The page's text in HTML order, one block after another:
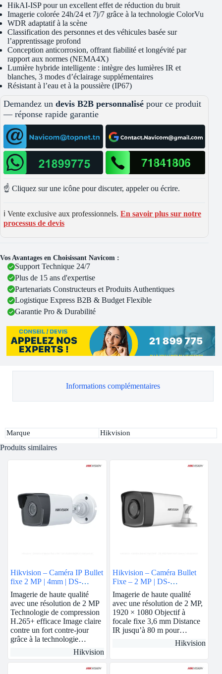
HikAI-ISP pour un excellent effet de réduction du bruit
Imagerie colorée 24h/24 et 7j/7 grâce à la technologie ColorVu
WDR adaptatif à la scène
Classification des personnes et des véhicules basée sur
l’apprentissage profond
Conception anticorrosion, offrant fiabilité et longévité par
rapport aux normes (NEMA4X)
Lumière hybride intelligente : intègre des lumières IR et
blanches, 3 modes d’éclairage supplémentaires
Résistant à l’eau et à la poussière (IP67)
Demandez un devis B2B personnalisé pour ce produit
— réponse rapide garantie
☝️ Cliquez sur une icône pour discuter, appeler ou écrire.
ℹ️ Vente exclusive aux professionnels. En savoir plus sur notre
processus de devis
Vos Avantages en Choisissant Navicom :
Support Technique 24/7
Plus de 15 ans d'expertise
Partenariats Constructeurs et Produits Authentiques
Logistique Express B2B & Budget Flexible
Garantie Pro & Durabilité
Informations complémentaires
Marque Hikvision
Produits similaires
Hikvision – Caméra IP Bullet
fixe 2 MP | 4mm | DS-
2CD1023G0E-I
Imagerie de haute qualité
avec une résolution de 2 MP
Technologie de compression
H.265+ efficace Image claire
contre un fort contre-jour
grâce à la technologie…
Hikvision
Hikvision – Caméra Bullet
Fixe – 2 MP | DS-
2CE17D0T-IT5F
Imagerie de haute qualité
avec une résolution de 2 MP,
1920 × 1080 Objectif à
focale fixe 3,6 mm Distance
IR jusqu’à 80 m pour…
Hikvision